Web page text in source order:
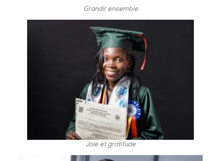
Grandir ensemble
Joie et gratitude